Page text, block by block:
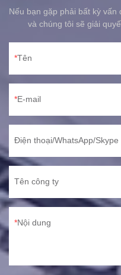
Nếu bạn gặp phải bất kỳ
và chúng tôi sẽ giải
Tên
E-mail
Điện thoại/WhatsApp/Skype
Tên công ty
Nội dung